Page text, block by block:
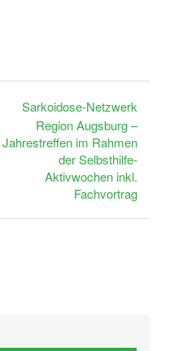
Sarkoidose-Netzwerk
Region Augsburg –
Jahrestreffen im Rahmen
der Selbsthilfe-
Aktivwochen inkl.
Fachvortrag